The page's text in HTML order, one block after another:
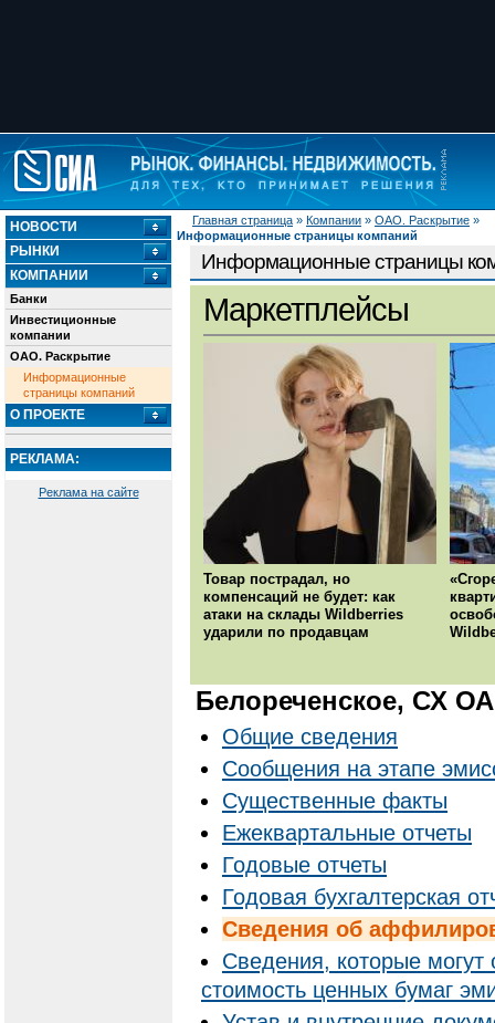
Главная страница » Компании » ОАО. Раскрытие »
Информационные страницы компаний
НОВОСТИ
РЫНКИ
КОМПАНИИ
Банки
Инвестиционные
компании
ОАО. Раскрытие
Информационные
страницы компаний
О ПРОЕКТЕ
РЕКЛАМА:
Реклама на сайте
Информационные страницы
Маркетплейсы
Товар пострадал, но
компенсаций не будет: как
атаки на склады Wildberries
ударили по продавцам
Белореченское, СХ
Общие сведения
Сообщения на этапе
Существенные факты
Ежеквартальные отчеты
Годовые отчеты
Годовая бухгалтерская
Cведения об
Сведения, которые могут
стоимость ценных бумаг